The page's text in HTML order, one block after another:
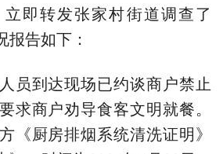
即转发张家村街道调查了
告如下：
员到达现场已约谈商户禁止
求商户劝导食客文明就餐。
《厨房排烟系统清洗证明》